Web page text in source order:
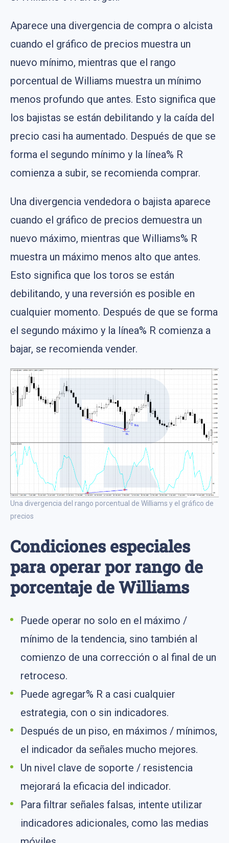
Aparece una divergencia de compra o alcista
cuando el gráfico de precios muestra un
nuevo mínimo, mientras que el rango
porcentual de Williams muestra un mínimo
menos profundo que antes. Esto significa que
los bajistas se están debilitando y la caída del
precio casi ha aumentado. Después de que se
forma el segundo mínimo y la línea% R
comienza a subir, se recomienda comprar.
Una divergencia vendedora o bajista aparece
cuando el gráfico de precios demuestra un
nuevo máximo, mientras que Williams% R
muestra un máximo menos alto que antes.
Esto significa que los toros se están
debilitando, y una reversión es posible en
cualquier momento. Después de que se forma
el segundo máximo y la línea% R comienza a
bajar, se recomienda vender.
Una divergencia del rango porcentual de Williams y el gráfico de
precios
Condiciones especiales
para operar por rango de
porcentaje de Williams
Puede operar no solo en el máximo /
mínimo de la tendencia, sino también al
comienzo de una corrección o al final de un
retroceso.
Puede agregar% R a casi cualquier
estrategia, con o sin indicadores.
Después de un piso, en máximos / mínimos,
el indicador da señales mucho mejores.
Un nivel clave de soporte / resistencia
mejorará la eficacia del indicador.
Para filtrar señales falsas, intente utilizar
indicadores adicionales, como las medias